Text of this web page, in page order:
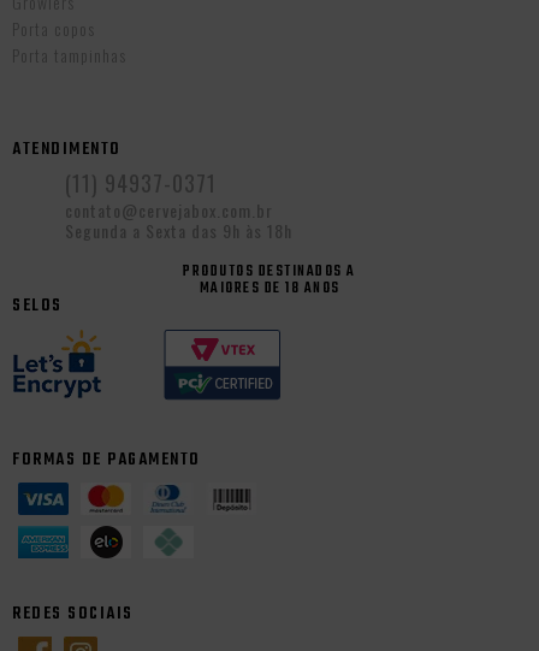
Porta copos
Porta tampinhas
ATENDIMENTO
(11) 94937-0371
contato@cervejabox.com.br
Segunda a Sexta das 9h às 18h
PRODUTOS DESTINADOS A
MAIORES DE 18 ANOS
SELOS
FORMAS DE PAGAMENTO
REDES SOCIAIS